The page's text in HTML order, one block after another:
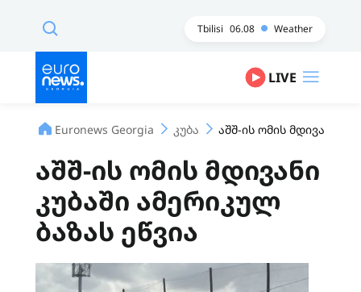
Tbilisi 06.08 Weather
LIVE
Euronews Georgia კუბა აშშ-ის ომის მდივანი
აშშ-ის ომის მდივანი
კუბაში ამერიკულ
ბაზას ეწვია